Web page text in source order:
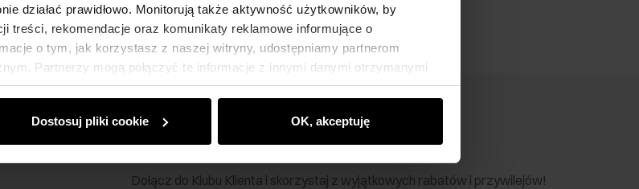
działać prawidłowo. Monitorują także aktywność użytkowników, by
treści, rekomendacje oraz komunikaty reklamowe informujące o
o tym, jak korzystasz z naszej witryny, udostępniamy partnerom
Partnerzy mogą połączyć te informacje z innymi danymi otrzymanymi
z ich usług.
Dostosuj pliki cookie OK, akceptuję
Klub Klienta Ochnik
Dołącz do Klubu Klienta i skorzystaj z wyjątkowych rabatów i przywilejów!